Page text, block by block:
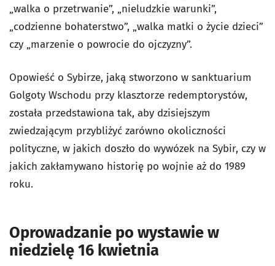
„walka o przetrwanie”, „nieludzkie warunki”,
„codzienne bohaterstwo”, „walka matki o życie dzieci”
czy „marzenie o powrocie do ojczyzny”.
Opowieść o Sybirze, jaką stworzono w sanktuarium
Golgoty Wschodu przy klasztorze redemptorystów,
została przedstawiona tak, aby dzisiejszym
zwiedzającym przybliżyć zarówno okoliczności
polityczne, w jakich doszło do wywózek na Sybir, czy w
jakich zakłamywano historię po wojnie aż do 1989
roku.
Oprowadzanie po wystawie w
niedzielę 16 kwietnia